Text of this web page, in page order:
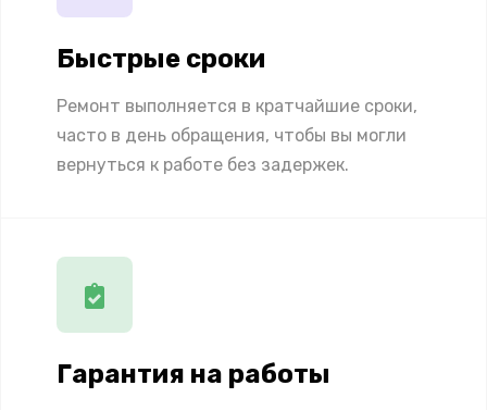
Быстрые сроки
Ремонт выполняется в кратчайшие сроки,
часто в день обращения, чтобы вы могли
вернуться к работе без задержек.
Гарантия на работы